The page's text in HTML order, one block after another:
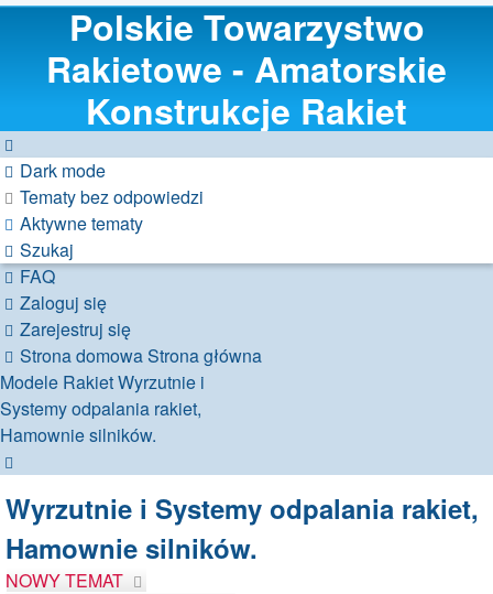
Polskie Towarzystwo
Rakietowe - Amatorskie
Konstrukcje Rakiet
Dark mode
Tematy bez odpowiedzi
Aktywne tematy
Szukaj
FAQ
Zaloguj się
Zarejestruj się
Strona domowaStrona główna
Modele RakietWyrzutnie i
Systemy odpalania rakiet,
Hamownie silników.
Wyrzutnie i Systemy odpalania rakiet,
Hamownie silników.
NOWY TEMAT